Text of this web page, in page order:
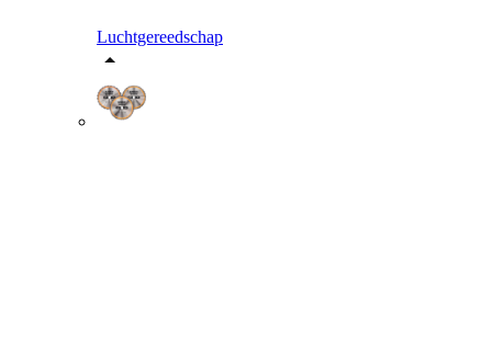
Luchtgereedschap